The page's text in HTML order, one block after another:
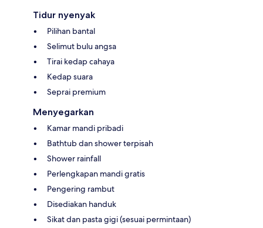
Tidur nyenyak
Pilihan bantal
Selimut bulu angsa
Tirai kedap cahaya
Kedap suara
Seprai premium
Menyegarkan
Kamar mandi pribadi
Bathtub dan shower terpisah
Shower rainfall
Perlengkapan mandi gratis
Pengering rambut
Disediakan handuk
Sikat dan pasta gigi (sesuai permintaan)